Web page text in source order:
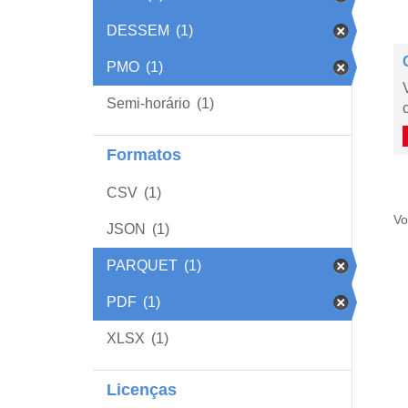
DESSEM (1)
PMO (1)
Semi-horário (1)
Formatos
CSV (1)
JSON (1)
PARQUET (1)
PDF (1)
XLSX (1)
Licenças